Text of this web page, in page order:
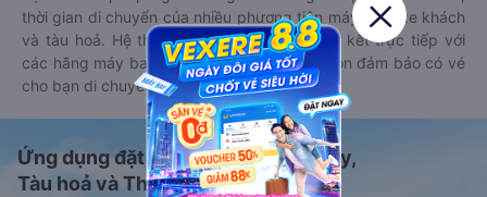
thời gian di chuyển của nhiều phương tiện máy bay, xe khách
và tàu hoả. Hệ thống của Goyolo được liên kết trực tiếp với
các hãng máy bay, xe khách và tàu hoả, luôn đảm bảo có vé
cho bạn di chuyển.
Ứng dụng đặt vé Xe khách, Máy bay,
Tàu hoả và Thuê xe